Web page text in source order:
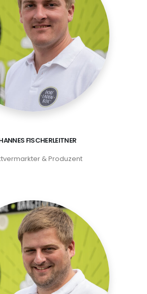
FISCHERLEITNER
& Produzent